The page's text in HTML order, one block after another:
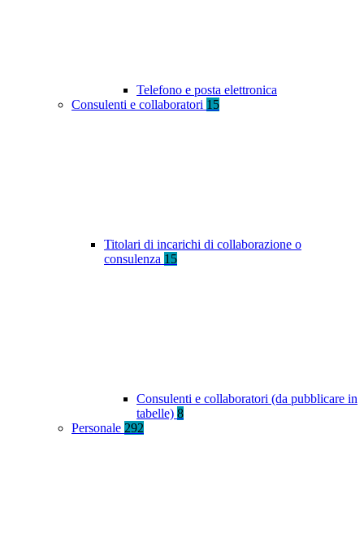
Telefono e posta elettronica
Consulenti e collaboratori 15
Titolari di incarichi di collaborazione o
consulenza 15
Consulenti e collaboratori (da pubblicare in
tabelle) 8
Personale 292